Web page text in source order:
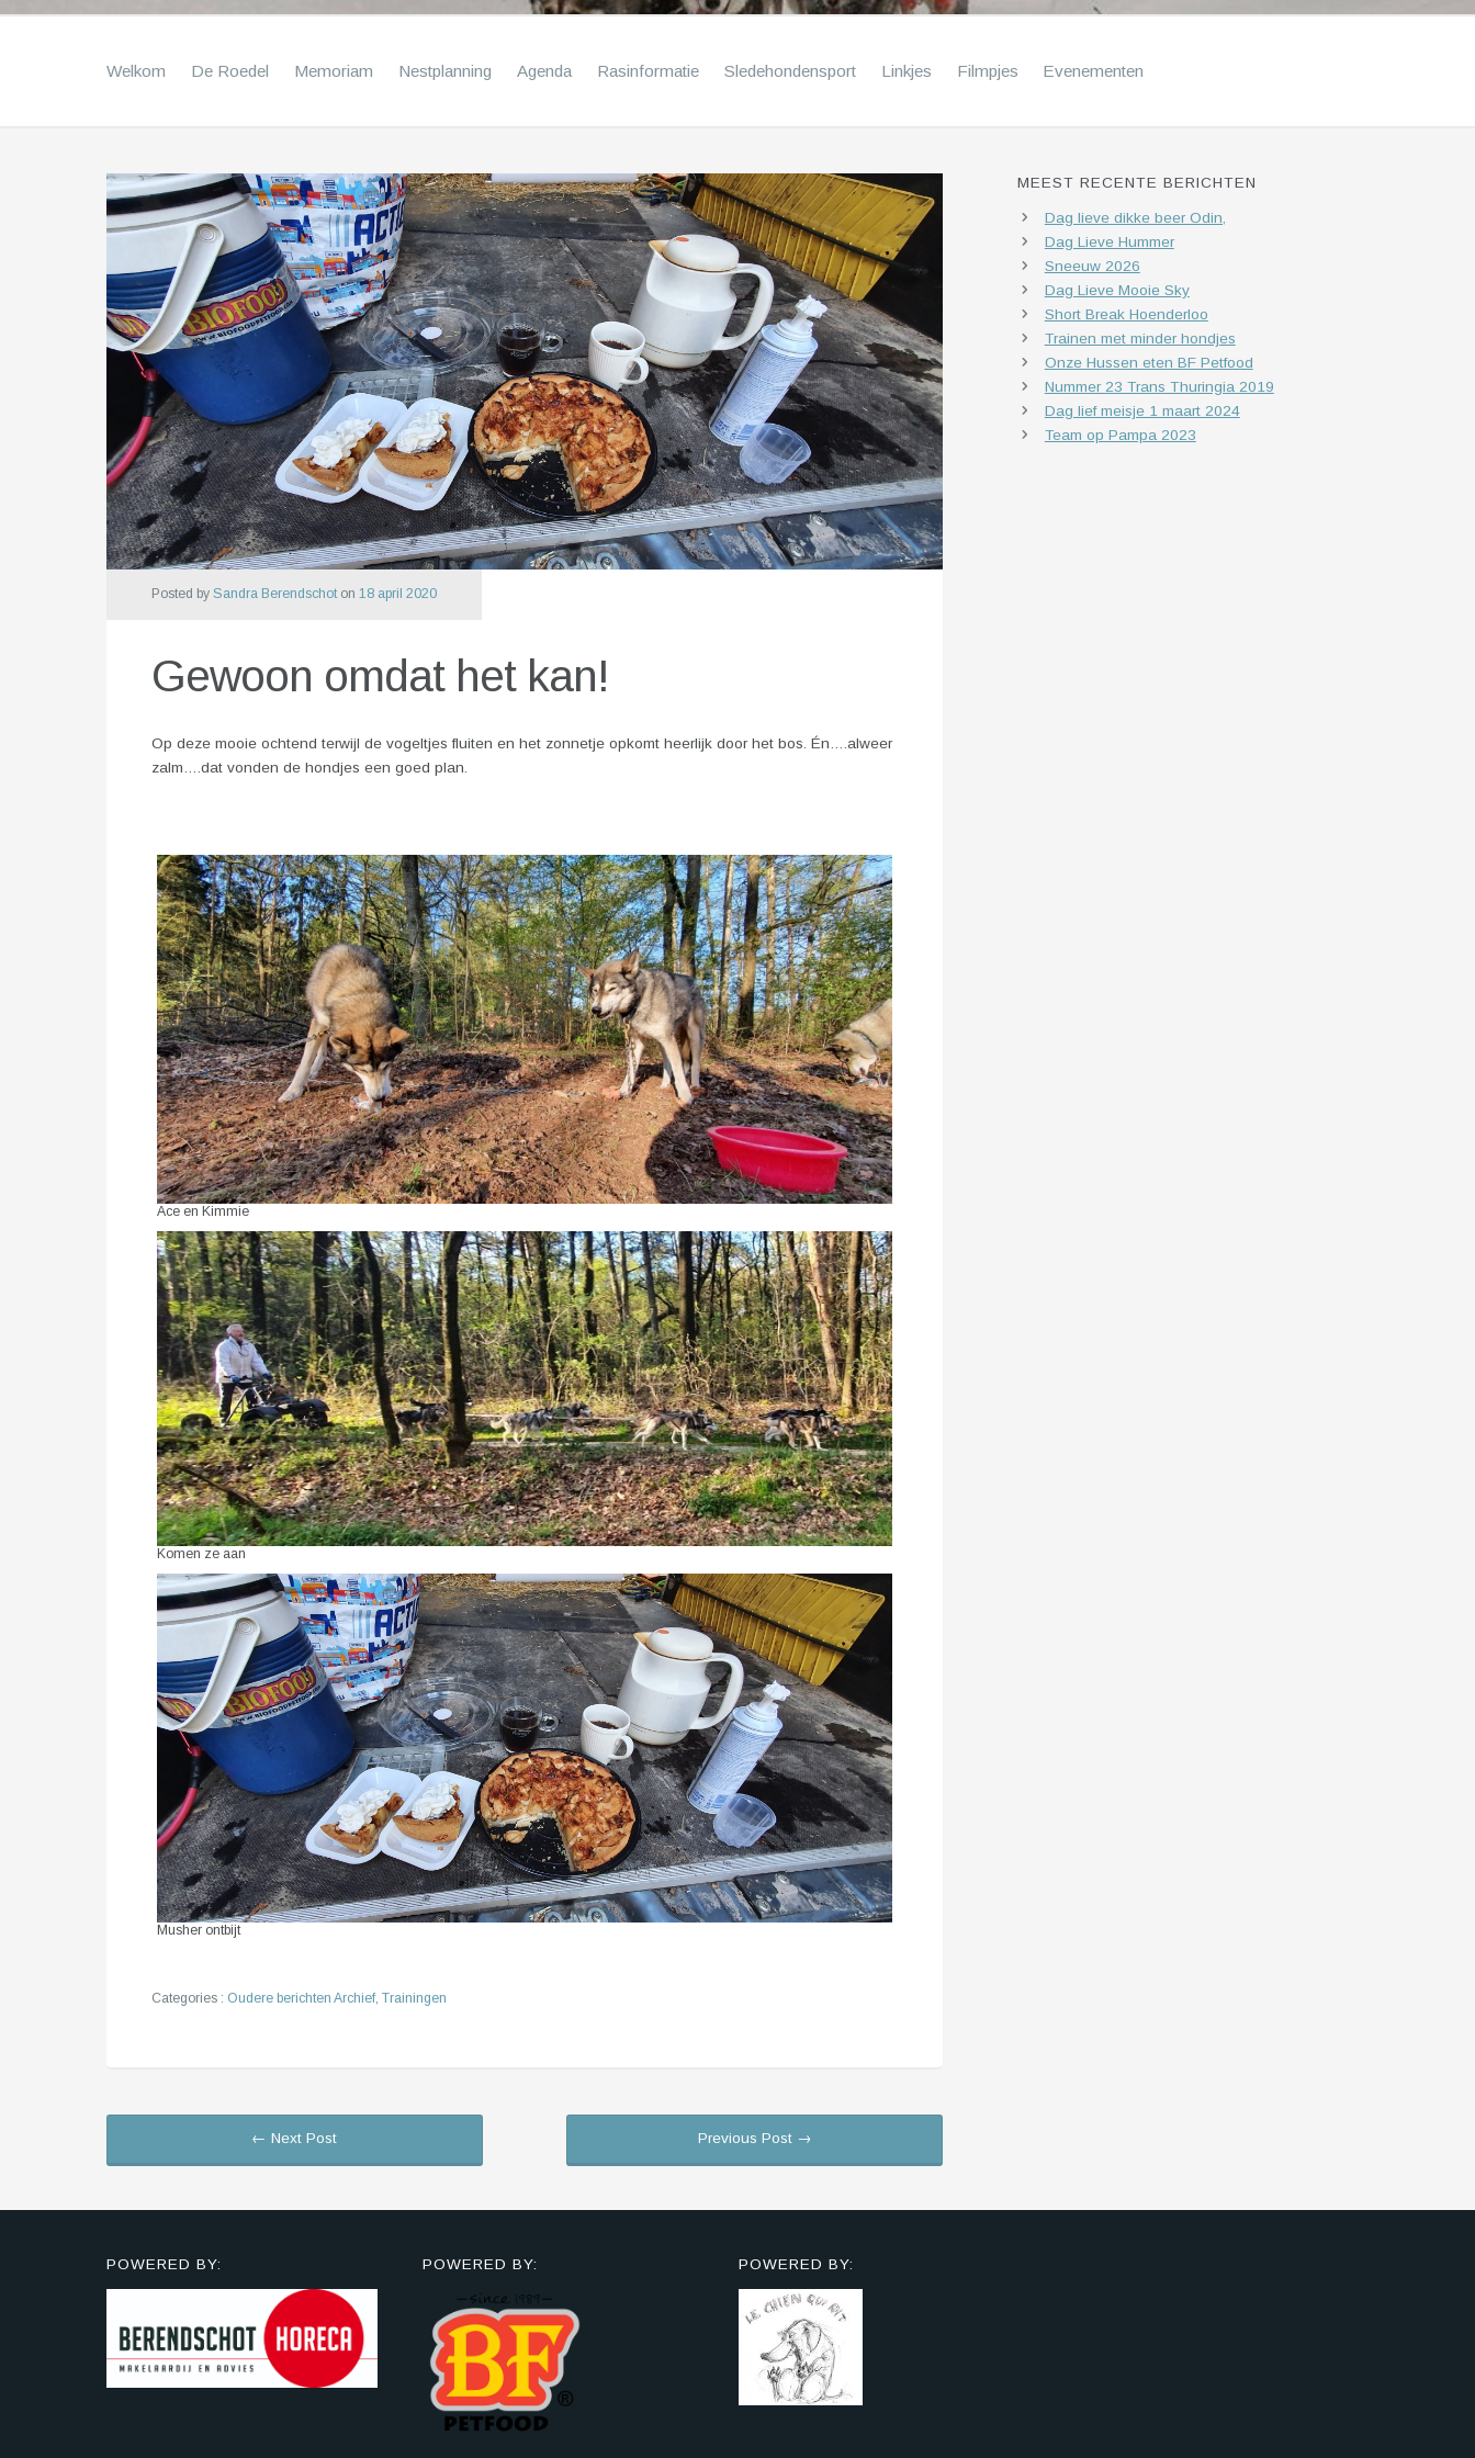
Welkom De Roedel Memoriam Nestplanning Agenda Rasinformatie Sledehondensport Linkjes Filmpjes Evenementen
Posted by Sandra Berendschoton 18 april 2020
Gewoon omdat het kan!
Op deze mooie ochtend terwijl de vogeltjes fluiten en het zonnetje opkomt heerlijk door het bos. Én….alweer
zalm….dat vonden de hondjes een goed plan.
Ace en Kimmie
Komen ze aan
Musher ontbijt
Categories : Oudere berichten Archief, Trainingen
← Next Post Previous Post →
MEEST RECENTE BERICHTEN
Dag lieve dikke beer Odin,
Dag Lieve Hummer
Sneeuw 2026
Dag Lieve Mooie Sky
Short Break Hoenderloo
Trainen met minder hondjes
Onze Hussen eten BF Petfood
Nummer 23 Trans Thuringia 2019
Dag lief meisje 1 maart 2024
Team op Pampa 2023
POWERED BY: POWERED BY: POWERED BY: